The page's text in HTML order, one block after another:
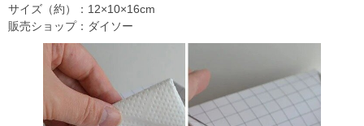
サイズ（約）：12×10×16cm
販売ショップ：ダイソー